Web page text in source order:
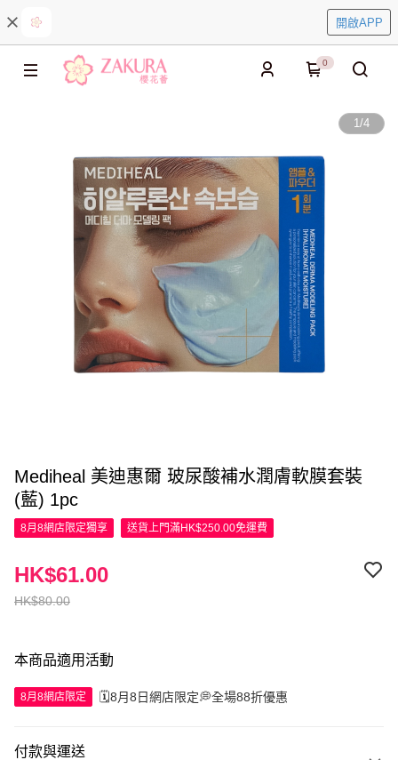
開啟APP
0
1/4
Mediheal 美迪惠爾 玻尿酸補水潤膚軟膜套裝
(藍) 1pc
8月8網店限定獨享 送貨上門滿HK$250.00免運費
HK$80.00
HK$61.00
本商品適用活動
8月8網店限定 🗓️8月8日網店限定💭全場88折優惠
付款與運送